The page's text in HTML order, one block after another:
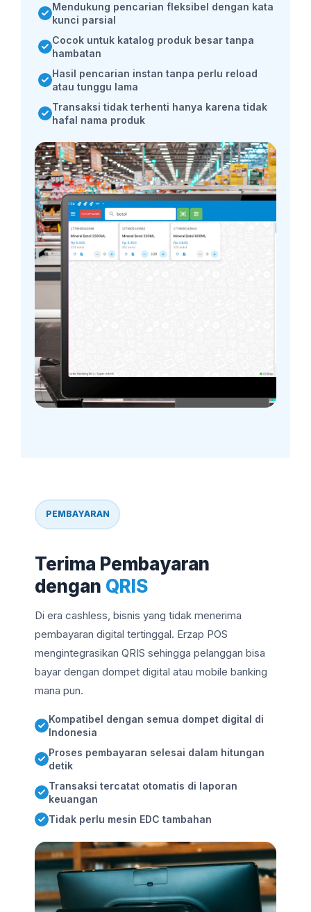
Mendukung pencarian fleksibel dengan kata
kunci parsial
Cocok untuk katalog produk besar tanpa
hambatan
Hasil pencarian instan tanpa perlu reload
atau tunggu lama
Transaksi tidak terhenti hanya karena tidak
hafal nama produk
PEMBAYARAN
Terima Pembayaran
dengan QRIS
Di era cashless, bisnis yang tidak menerima
pembayaran digital tertinggal. Erzap POS
mengintegrasikan QRIS sehingga pelanggan bisa
bayar dengan dompet digital atau mobile banking
mana pun.
Kompatibel dengan semua dompet digital di
Indonesia
Proses pembayaran selesai dalam hitungan
detik
Transaksi tercatat otomatis di laporan
keuangan
Tidak perlu mesin EDC tambahan